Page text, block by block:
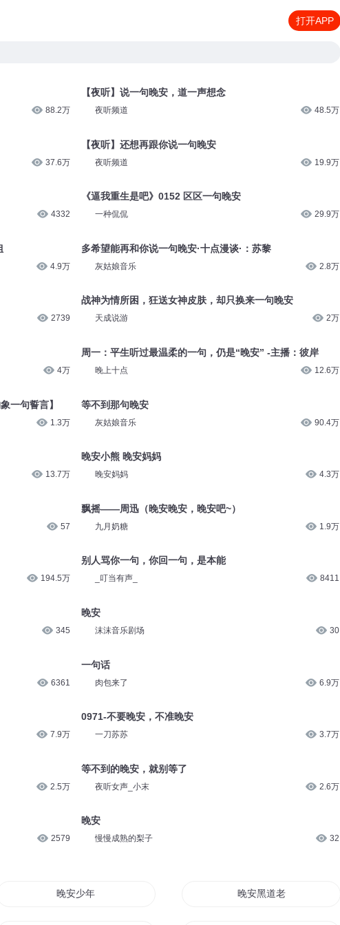
打开APP
88.2万
37.6万
4332
4.9万
2739
4万
一句誓言】
1.3万
13.7万
57
194.5万
345
6361
7.9万
2.5万
2579
【夜听】说一句晚安，道一声想念
夜听频道 48.5万
【夜听】还想再跟你说一句晚安
夜听频道 19.9万
《逼我重生是吧》0152 区区一句晚安
一种侃侃 29.9万
多希望能再和你说一句晚安·十点漫谈·：苏黎
灰姑娘音乐 2.8万
战神为情所困，狂送女神皮肤，却只换来一句晚安
天成说游 2万
周一：平生听过最温柔的一句，仍是“晚安” -主播：彼岸
晚上十点 12.6万
等不到那句晚安
灰姑娘音乐 90.4万
晚安小熊 晚安妈妈
晚安妈妈 4.3万
飘摇——周迅（晚安晚安，晚安吧~）
九月奶糖 1.9万
别人骂你一句，你回一句，是本能
_叮当有声_ 8411
晚安
沫沫音乐剧场 30
一句话
肉包来了 6.9万
0971-不要晚安，不准晚安
一刀苏苏 3.7万
等不到的晚安，就别等了
夜听女声_小末 2.6万
晚安
慢慢成熟的梨子 32
晚安少年 晚安黑道老公